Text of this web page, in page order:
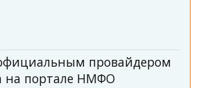
провайдером
на портале НМФО